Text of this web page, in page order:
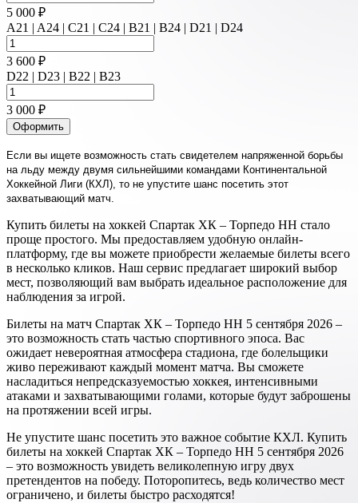
5 000 ₽
A21 | A24 | C21 | C24 | B21 | B24 | D21 | D24
3 600 ₽
D22 | D23 | B22 | B23
3 000 ₽
Оформить
Если вы ищете возможность стать свидетелем напряженной борьбы
на льду между двумя сильнейшими командами Континентальной
Хоккейной Лиги (КХЛ), то не упустите шанс посетить этот
захватывающий матч.
Купить билеты на хоккей Спартак ХК – Торпедо НН стало
проще простого. Мы предоставляем удобную онлайн-
платформу, где вы можете приобрести желаемые билеты всего
в несколько кликов. Наш сервис предлагает широкий выбор
мест, позволяющий вам выбрать идеальное расположение для
наблюдения за игрой.
Билеты на матч Спартак ХК – Торпедо НН 5 сентября 2026 –
это возможность стать частью спортивного эпоса. Вас
ожидает невероятная атмосфера стадиона, где болельщики
живо переживают каждый момент матча. Вы сможете
насладиться непредсказуемостью хоккея, интенсивными
атаками и захватывающими голами, которые будут заброшены
на протяжении всей игры.
Не упустите шанс посетить это важное событие КХЛ. Купить
билеты на хоккей Спартак ХК – Торпедо НН 5 сентября 2026
– это возможность увидеть великолепную игру двух
претендентов на победу. Поторопитесь, ведь количество мест
ограничено, и билеты быстро расходятся!